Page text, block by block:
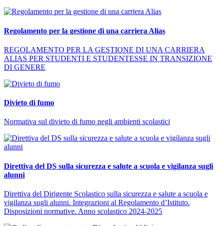
Regolamento per la gestione di una carriera Alias
REGOLAMENTO PER LA GESTIONE DI UNA CARRIERA
ALIAS PER STUDENTI E STUDENTESSE IN TRANSIZIONE
DI GENERE
Divieto di fumo
Normativa sul divieto di fumo negli ambienti scolastici
Direttiva del DS sulla sicurezza e salute a scuola e vigilanza sugli
alunni
Direttiva del Dirigente Scolastico sulla sicurezza e salute a scuola e
vigilanza sugli alunni. Integrazioni al Regolamento d’Istituto.
Disposizioni normative. Anno scolastico 2024-2025